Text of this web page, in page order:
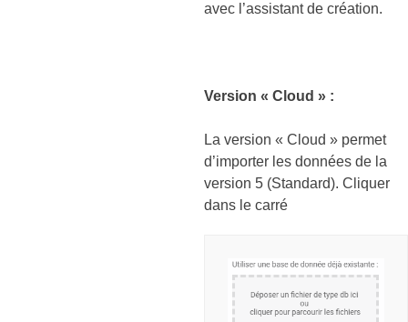
avec l’assistant de création.
Version « Cloud » :
La version « Cloud » permet
d’importer les données de la
version 5 (Standard). Cliquer
dans le carré